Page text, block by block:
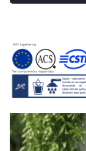
CAT